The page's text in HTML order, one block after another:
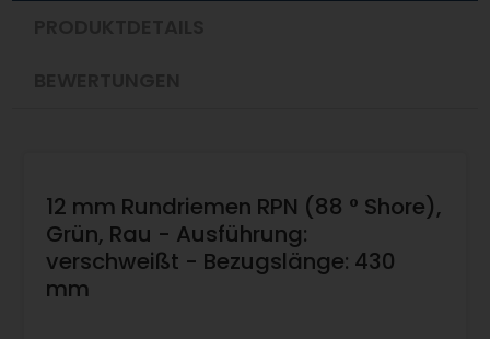
12 mm Rundriemen RPN (88 ° Shore),
Grün, Rau - Ausführung:
verschweißt - Bezugslänge: 430
mm